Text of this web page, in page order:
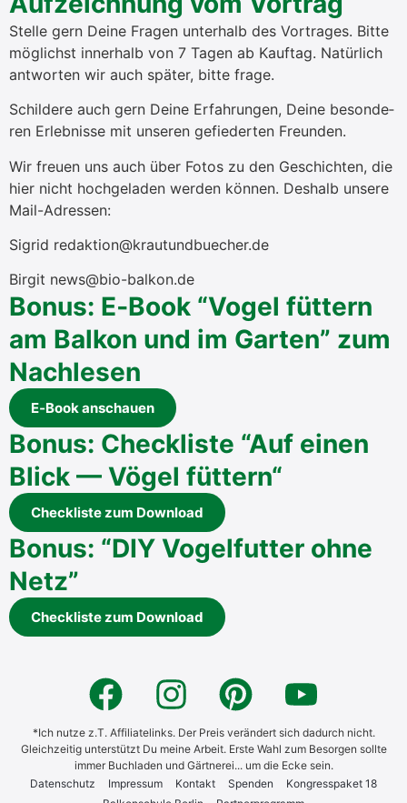
Stel­le gern Dei­ne Fra­gen unter­halb des Vor­tra­ges. Bit­te
mög­lichst inner­halb von 7 Tagen ab Kauft­ag. Natür­lich
ant­wor­ten wir auch spä­ter, bit­te fra­ge.
Schil­de­re auch gern Dei­ne Erfah­run­gen, Dei­ne beson­de­
ren Erleb­nis­se mit unse­ren gefie­der­ten Freun­den.
Wir freu­en uns auch über Fotos zu den Geschich­ten, die
hier nicht hoch­ge­la­den wer­den kön­nen. Des­halb unse­re
Mail-Adres­sen:
Sig­rid redaktion@krautundbuecher.de
Bir­git news@bio-balkon.de
Bonus: E‑Book “Vogel füt­tern
am Bal­kon und im Gar­ten” zum
Nach­le­sen
E‑Book anschau­en
Bonus: Check­lis­te “Auf einen
Blick — Vögel füttern“
Check­lis­te zum Down­load
Bonus: “DIY Vogel­fut­ter ohne
Netz”
Check­lis­te zum Down­load
*Ich nutze z.T. Affiliatelinks. Der Preis verändert sich dadurch nicht.
Gleichzeitig unterstützt Du meine Arbeit. Erste Wahl zum Besorgen sollte
immer Buchladen und Gärtnerei... um die Ecke sein.
Daten­schutz
Impres­sum Kon­takt Spen­den
Kon­gress­pa­ket 18